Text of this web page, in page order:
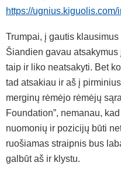
https://ugnius.kiguolis.com/
Trumpai, į gautis
Šiandien gavau
taip ir liko neatsakyti. Bet
tad atsakiau ir aš į
merginų rėmėjo rėmėjų
Foundation”, nemanau,
nuomonių ir pozicijų būti
ruošiamas straipnis bus
galbūt aš ir klystu.